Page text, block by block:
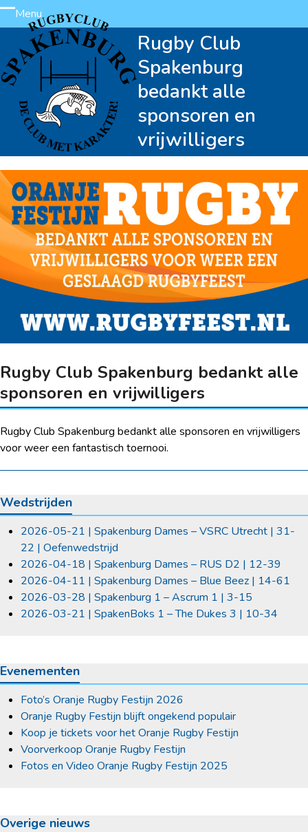
Skip
to
content
Menu
Open
mobile
menu
Close
mobile
menu
Rugby Club
Spakenburg
bedankt alle
sponsoren en
vrijwilligers
Rugby Club Spakenburg bedankt alle
sponsoren en vrijwilligers
Rugby Club Spakenburg bedankt alle sponsoren en vrijwilligers
voor weer een fantastisch toernooi.
Wedstrijden
2026-05-21 | Spakenburg Dames – VSRC Utrecht | 31-
22 | Oefenwedstrijd
2026-04-18 | Spakenburg Dames – RUS D2 | 12-39
2026-04-11 | Spakenburg Dames – Blue Beez | 14-61
2026-03-28 | Spakenburg 1 – Ascrum 1 | 3-15
2026-03-21 | SpakenBoks 1 – The Dukes 3 | 10-34
Evenementen
Foto’s Oranje Rugby Festijn 2026
Oranje Rugby Festijn blijft ongekend populair
Koop je tickets voor het Oranje Rugby Festijn
Voorverkoop Oranje Rugby Festijn
Fotos en Video Oranje Rugby Festijn 2025
Overige nieuws